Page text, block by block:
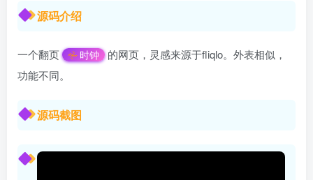
源码介绍
一个翻页 时钟
的网页，灵感来源于fliqlo。外表相似，
功能不同。
源码截图